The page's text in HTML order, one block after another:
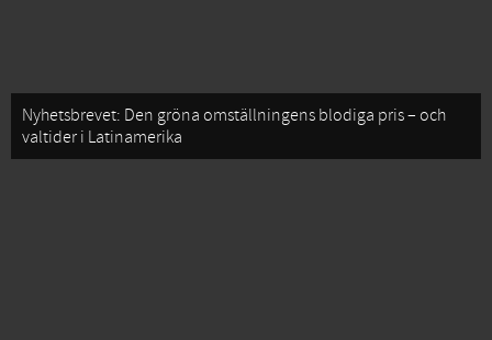
Nyhetsbrevet: Den gröna omställningens blodiga pris – och
valtider i Latinamerika